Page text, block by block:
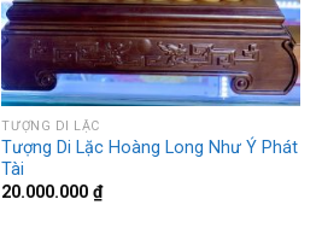
TƯỢNG DI LẶC
Tượng Di Lặc Hoàng Long Như Ý Phát
Tài
20.000.000₫